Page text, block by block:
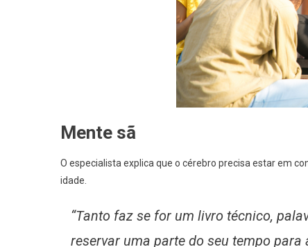
Mente sã
O especialista explica que o cérebro precisa estar em
idade.
“Tanto faz se for um livro técnico,
reservar uma parte do seu tempo